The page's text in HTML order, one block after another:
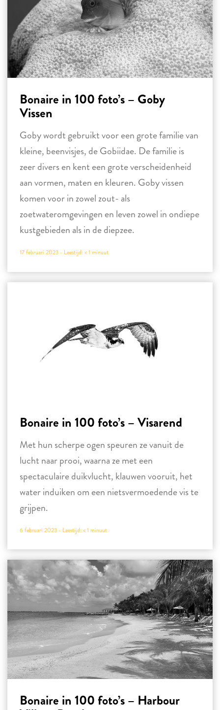
Bonaire in 100 foto’s – Goby
Vissen
Goby wordt gebruikt voor een grote familie van
kleine, beenvisjes, de Gobiidae. De familie is
zeer divers en kent een grote verscheidenheid
aan vormen, maten en kleuren. Goby vissen
komen voor in zowel zout- als
zoetwateromgevingen en leven zowel in ondiepe
kustgebieden als in de diepzee.
17 februari 2023 - Leestijd: < 1 minuut
Bonaire in 100 foto’s – Visarend
Met hun scherpe ogen speuren ze vanuit de
lucht naar prooi, waarna ze met een
spectaculaire duikvlucht, klauwen vooruit, het
water induiken om een nietsvermoedende vis te
grijpen.
6 februari 2023 - Leestijd: < 1 minuut
Bonaire in 100 foto’s – Harbour